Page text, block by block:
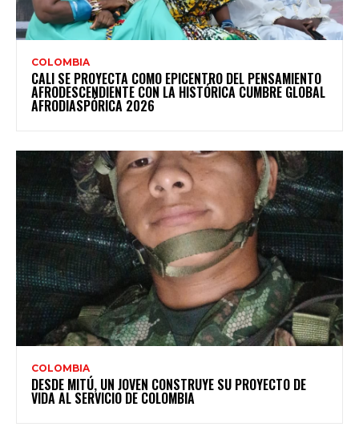
COLOMBIA
CALI SE PROYECTA COMO EPICENTRO DEL PENSAMIENTO
AFRODESCENDIENTE CON LA HISTÓRICA CUMBRE GLOBAL
AFRODIASPÓRICA 2026
COLOMBIA
DESDE MITÚ, UN JOVEN CONSTRUYE SU PROYECTO DE
VIDA AL SERVICIO DE COLOMBIA